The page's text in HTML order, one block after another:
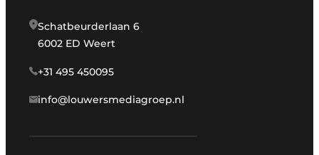
Schatbeurderlaan 6
6002 ED Weert
+31 495 450095
info@louwersmediagroep.nl